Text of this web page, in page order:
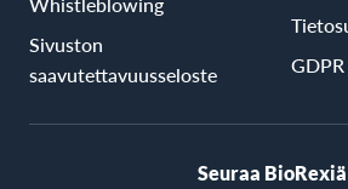
Sivuston
saavutettavuusseloste
Seuraa BioRexiä